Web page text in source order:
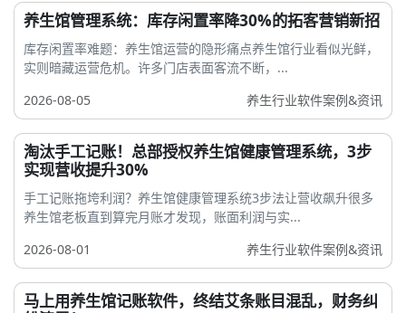
养生馆管理系统：库存闲置率降30%的拓客营销新招
库存闲置率难题：养生馆运营的隐形痛点养生馆行业看似光鲜，
实则暗藏运营危机。许多门店表面客流不断，...
2026-08-05
养生行业软件案例&资讯
淘汰手工记账！总部授权养生馆健康管理系统，3步
实现营收提升30%
手工记账拖垮利润？养生馆健康管理系统3步法让营收飙升很多
养生馆老板直到算完月账才发现，账面利润与实...
2026-08-01
养生行业软件案例&资讯
马上用养生馆记账软件，终结艾条账目混乱，财务纠